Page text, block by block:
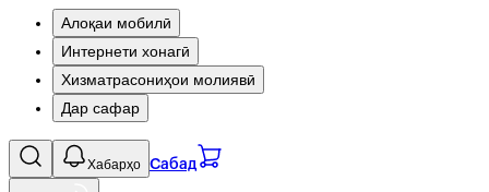
Алоқаи мобилӣ
Интернети хонагӣ
Хизматрасониҳои молиявӣ
Дар сафар
Хабарҳо Сабад